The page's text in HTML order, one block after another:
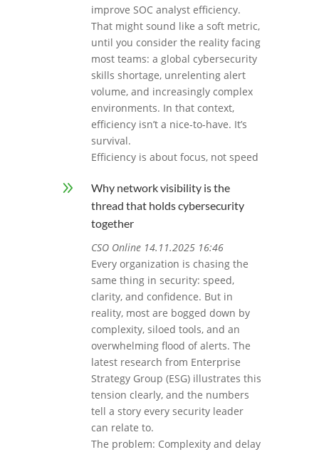
improve SOC analyst efficiency.
That might sound like a soft metric,
until you consider the reality facing
most teams: a global cybersecurity
skills shortage, unrelenting alert
volume, and increasingly complex
environments. In that context,
efficiency isn’t a nice-to-have. It’s
survival.
Efficiency is about focus, not speed
9
Why network visibility is the
thread that holds cybersecurity
together
CSO Online 14.11.2025 16:46
Every organization is chasing the
same thing in security: speed,
clarity, and confidence. But in
reality, most are bogged down by
complexity, siloed tools, and an
overwhelming flood of alerts. The
latest research from Enterprise
Strategy Group (ESG) illustrates this
tension clearly, and the numbers
tell a story every security leader
can relate to.
The problem: Complexity and delay